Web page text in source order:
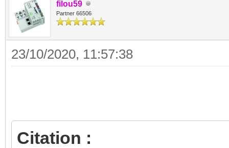
filou59
Partner 66506
23/10/2020, 11:57:38
Citation :